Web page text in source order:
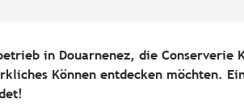
in Douarnenez, die
Können entdecken möchten.